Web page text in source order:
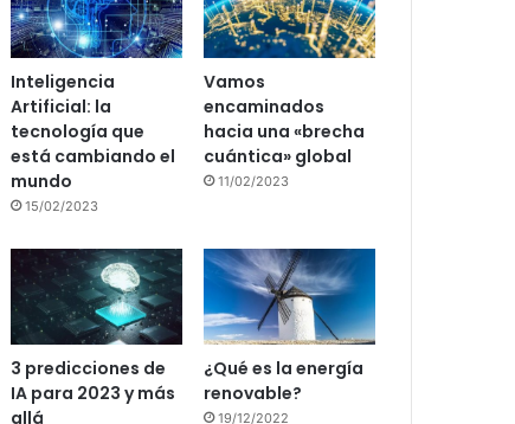
Inteligencia
Artificial: la
tecnología que
está cambiando el
mundo
15/02/2023
Vamos
encaminados
hacia una «brecha
cuántica» global
11/02/2023
3 predicciones de
IA para 2023 y más
allá
¿Qué es la energía
renovable?
19/12/2022